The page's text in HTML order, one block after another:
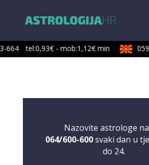
664 tel:0,93€ - mob:1,12€ min
Nazovite astrologe
064/600-600svaki dan u
do 24.